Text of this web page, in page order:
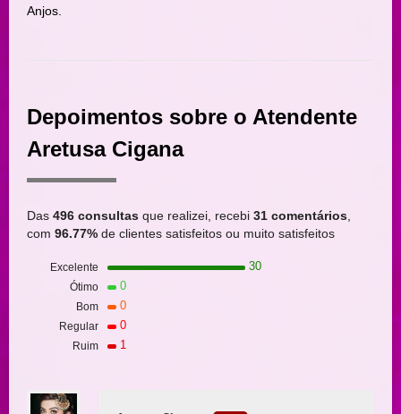
Anjos.
Depoimentos sobre o Atendente
Aretusa Cigana
Das 496 consultas que realizei, recebi 31 comentários
com 96.77% de clientes satisfeitos ou muito satisfeitos
Excelente 30
Ótimo 0
Bom 0
Regular 0
Ruim 1